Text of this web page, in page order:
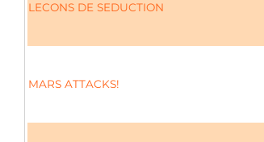
LECONS DE SEDUCTION
MARS ATTACKS!